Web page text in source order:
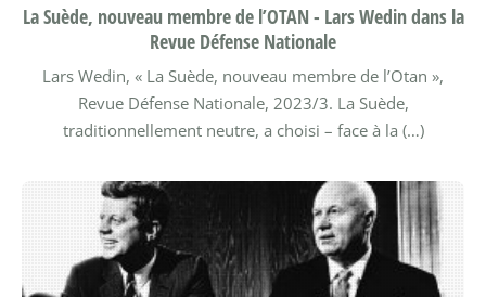
La Suède, nouveau membre de l’OTAN - Lars Wedin dans la
Revue Défense Nationale
Lars Wedin, « La Suède, nouveau membre de l’Otan »,
Revue Défense Nationale, 2023/3. La Suède,
traditionnellement neutre, a choisi – face à la (…)